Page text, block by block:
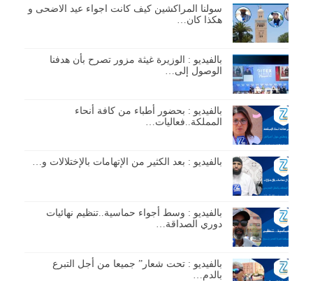
سولنا المراكشين كيف كانت اجواء عيد الاضحى و
هكذا كان…
بالفيديو : الوزيرة غيثة مزور تصرح بأن هدفنا
الوصول إلى…
بالفيديو : بحضور أطباء من كافة أنحاء
المملكة..فعاليات…
بالفيديو : بعد الكثير من الإتهامات بالإختلالات و…
بالفيديو : وسط أجواء حماسية..تنظيم نهائيات
دوري الصداقة…
بالفيديو : تحت شعار” جميعا من أجل التبرع
بالدم…